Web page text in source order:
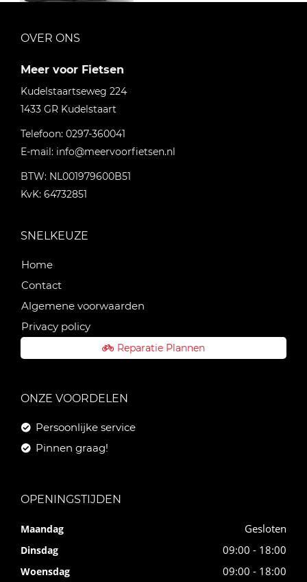
OVER ONS
Meer voor Fietsen
Kudelstaartseweg 224
1433 GR Kudelstaart
Telefoon: 0297-360041
E-mail: info@meervoorfietsen.nl
BTW: NL001979600B51
KvK: 64732851
SNELKEUZE
Home
Contact
Algemene voorwaarden
Privacy policy
Reparatie Plannen
ONZE VOORDELEN
Persoonlijke service
Pinnen graag!
OPENINGSTIJDEN
Maandag Gesloten
Dinsdag 09:00 - 18:00
Woensdag 09:00 - 18:00